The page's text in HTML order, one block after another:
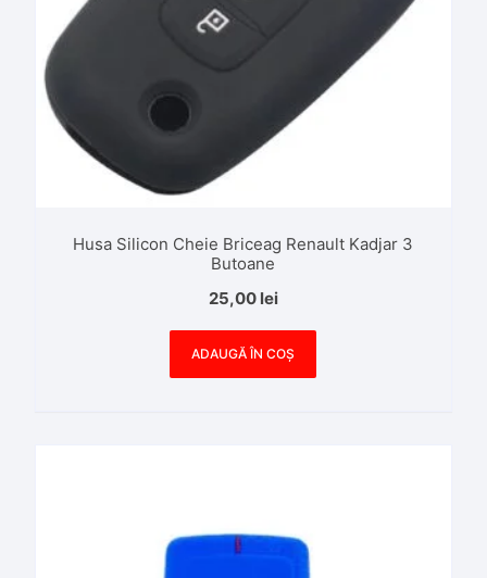
Husa Silicon Cheie Briceag Renault Kadjar 3
Butoane
25,00 lei
ADAUGĂ ÎN COȘ